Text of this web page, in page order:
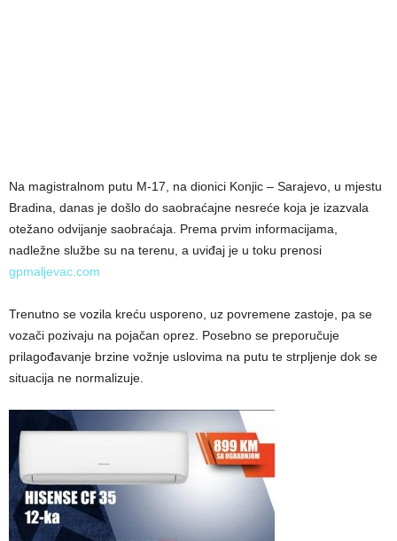
Na magistralnom putu M-17, na dionici Konjic – Sarajevo, u mjestu
Bradina, danas je došlo do saobraćajne nesreće koja je izazvala
otežano odvijanje saobraćaja. Prema prvim informacijama,
nadležne službe su na terenu, a uviđaj je u toku prenosi
gpmaljevac.com
Trenutno se vozila kreću usporeno, uz povremene zastoje, pa se
vozači pozivaju na pojačan oprez. Posebno se preporučuje
prilagođavanje brzine vožnje uslovima na putu te strpljenje dok se
situacija ne normalizuje.